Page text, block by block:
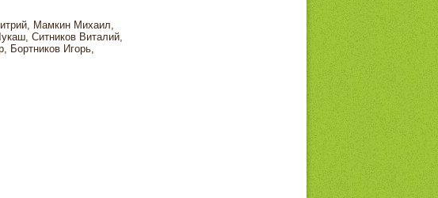
Мамкин Михаил,
Ситников Виталий,
Бортников Игорь,